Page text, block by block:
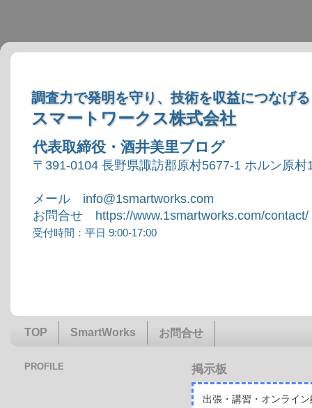
調査力で発明を守り、技術を収益につなげる
スマートワークス株式会社
代表取締役・酒井美里ブログ
〒391-0104 長野県諏訪郡原村5677-1 ホルン原村
メール info@1smartworks.com
お問合せ https://www.1smartworks.com/contact/
受付時間：平日 9:00-17:00
TOP SmartWorks お問合せ
掲示板
出張・講習・オンライ
PROFILE